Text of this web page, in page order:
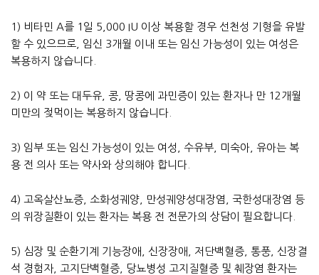
1) 비타민 A를 1일 5,000 IU 이상 복용할 경우 선천성 기형을 유발
할 수 있으므로, 임신 3개월 이내 또는 임신 가능성이 있는 여성은
복용하지 않습니다.
2) 이 약 또는 대두유, 콩, 땅콩에 과민증이 있는 환자나 만 12개월
미만의 젖먹이는 복용하지 않습니다.
3) 임부 또는 임신 가능성이 있는 여성, 수유부, 미숙아, 유아는 복
용 전 의사 또는 약사와 상의해야 합니다.
4) 고옥살산뇨증, 소화성궤양, 만성궤양성대장염, 국한성대장염 등
의 위장질환이 있는 환자는 복용 전 전문가의 상담이 필요합니다.
5) 심장 및 순환기계 기능장애, 신장장애, 저단백혈증, 통풍, 신장결
석 경험자, 고지단백혈증, 당뇨병성 고지질혈증 및 췌장염 환자는